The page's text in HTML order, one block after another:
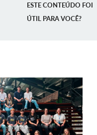
ESTE CONTEÚDO FOI
ÚTIL PARA VOCÊ?